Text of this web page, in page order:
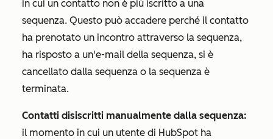
in cui un contatto non è più iscritto a una
sequenza. Questo può accadere perché il contatto
ha prenotato un incontro attraverso la sequenza,
ha risposto a un'e-mail della sequenza, si è
cancellato dalla sequenza o la sequenza è
terminata.
Contatti disiscritti manualmente dalla sequenza:
il momento in cui un utente di HubSpot ha